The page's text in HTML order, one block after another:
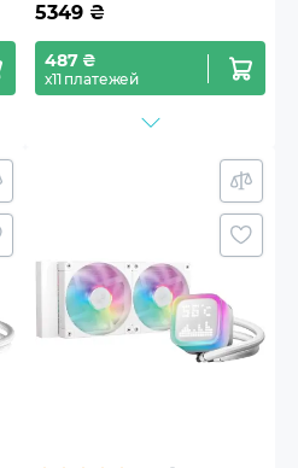
5349 ₴
487 ₴
х11 платежей